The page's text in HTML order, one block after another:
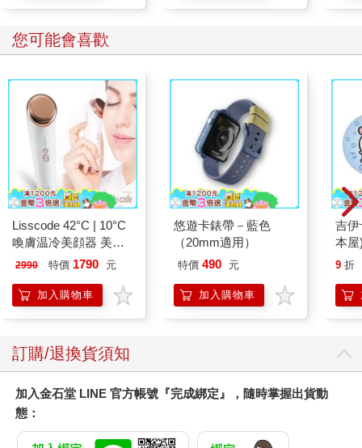
您可能會喜歡
Lisscode 42°C | 10°C
喚膚温冷美顔器 美膚
儀
2990 特價 1790 元
加入購物車
悠遊卡錶帶－藍色
（20mm適用）
特價 490 元
加入購物車
吉
本屋
9 折
訂購/退換貨須知
加入金石堂 LINE 官方帳號『完成綁定』，隨時掌握出貨動
態：